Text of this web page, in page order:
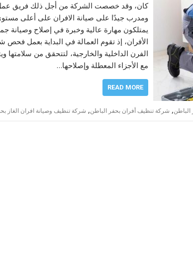
كان، وقد خصصت الشركة من أجل ذلك فريق
ومدرب جيدًا على صيانة الافران على أعلى
يمتلكون مهارة عالية وخبرة في إصلاح وصيانة
الأفران، إذ تقوم العمالة في البداية بعمل فحص
الفرن الداخلية والخارجية، لتتحقق من سلامتها
مع الأجزاء المعطلة وإصلاحها…
READ MORE
, شركة تنظيف أفران بحفر الباطن, شركة تنظيف وصيانة افران الغاز